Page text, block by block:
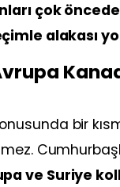
çok
alakası
bir
ve Suriye